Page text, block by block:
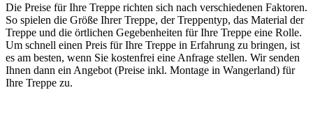
Die Preise für Ihre Treppe richten sich nach verschiedenen Faktoren.
So spielen die Größe Ihrer Treppe, der Treppentyp, das Material der
Treppe und die örtlichen Gegebenheiten für Ihre Treppe eine Rolle.
Um schnell einen Preis für Ihre Treppe in Erfahrung zu bringen, ist
es am besten, wenn Sie kostenfrei eine Anfrage stellen. Wir senden
Ihnen dann ein Angebot (Preise inkl. Montage in Wangerland) für
Ihre Treppe zu.